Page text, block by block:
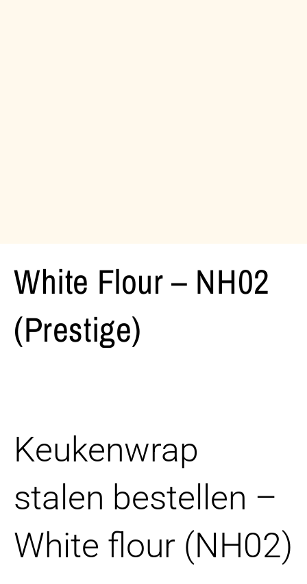
White Flour – NH02
(Prestige)
Keukenwrap
stalen bestellen –
White flour (NH02)